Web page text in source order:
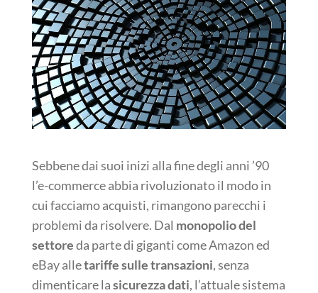
Sebbene dai suoi inizi alla fine degli anni ’90
l’e-commerce abbia rivoluzionato il modo in
cui facciamo acquisti, rimangono parecchi i
problemi da risolvere. Dal monopolio del
settoreda parte di giganti come Amazon ed
eBay alletariffe sulle transazioni, senza
dimenticare lasicurezza dati, l’attuale sistema